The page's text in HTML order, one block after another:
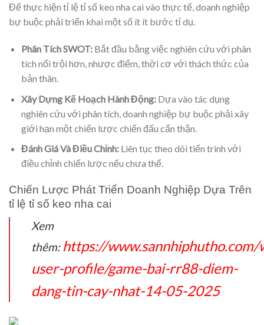
Để thực hiện tỉ lệ tỉ số keo nha cai vào thực tế, doanh nghiệp
bự buộc phải triển khai một số ít ít bước tỉ dụ.
Phân Tích SWOT:Bắt đầu bằng việc nghiên cứu với phân
tích nổi trội hơn, nhược điểm, thời cơ với thách thức của
bản thân.
Xây Dựng Kế Hoạch Hành Động:Dựa vào tác dụng
nghiên cứu với phân tích, doanh nghiệp bự buộc phải xây
giới hạn một chiến lược chiến đấu cẩn thận.
Đánh Giá Và Điều Chỉnh:Liên tục theo dõi tiến trình với
điều chỉnh chiến lược nếu chưa thể.
Chiến Lược Phát Triển Doanh Nghiệp Dựa Trên
tỉ lệ tỉ số keo nha cai
Xem
thêm: https://www.sannhiphutho.com/
user-profile/game-bai-rr88-diem-
dang-tin-cay-nhat-14-05-2025